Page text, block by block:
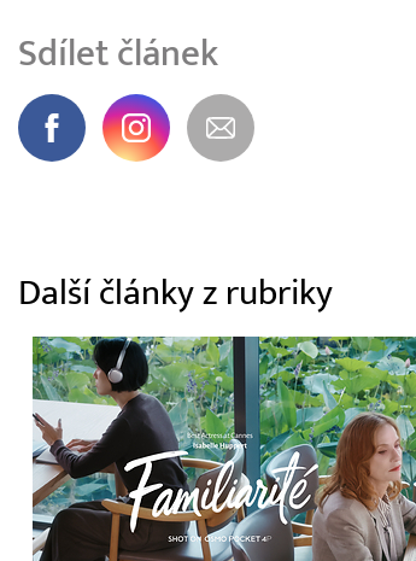
Sdílet článek
Další články z rubriky